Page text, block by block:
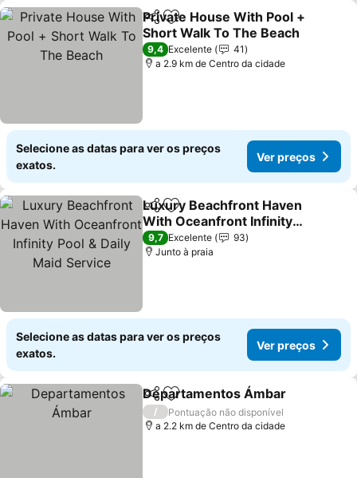
PartilharAdicionar aos favoritos
Private House With Pool +
Short Walk To The Beach
Ver preços
9,4 Excelente
41
a 2.9 km de Centro da cidade
Selecione as datas para ver os preços
exatos.
Ver preços
PartilharAdicionar aos favoritos
Luxury Beachfront Haven
With Oceanfront Infinity
Pool & Daily Maid Service
Ver preços
9,7 Excelente
93
Junto à praia
Selecione as datas para ver os preços
exatos.
Ver preços
PartilharAdicionar aos favoritos
Departamentos Ámbar
/
Pontuação não disponível
a 2.2 km de Centro da cidade